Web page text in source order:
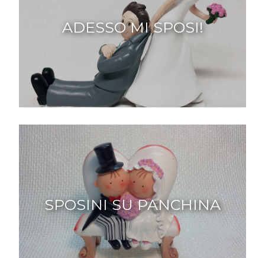
ADESSO MI SPOSI!
SPOSINI SU PANCHINA